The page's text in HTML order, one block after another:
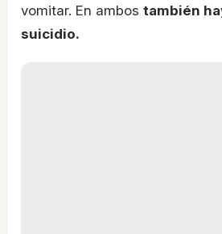
vomitar. En ambos también
suicidio.